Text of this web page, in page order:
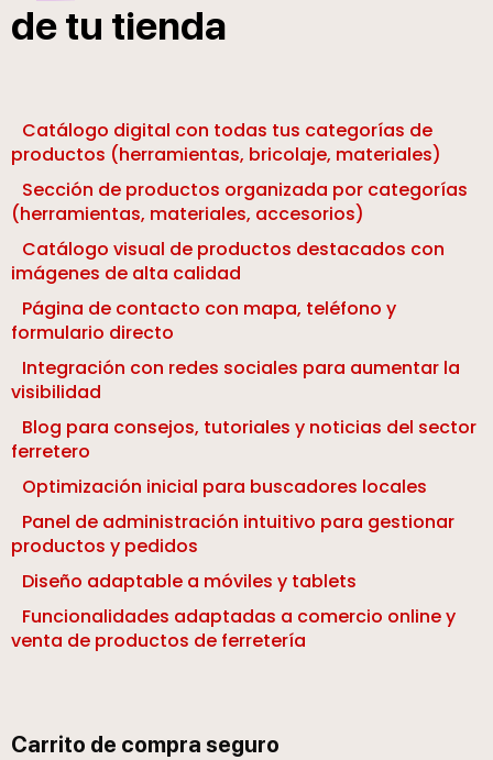
detu tienda
Catálogo digital con todas tus categorías de
productos (herramientas, bricolaje, materiales)
Sección de productos organizada por categorías
(herramientas, materiales, accesorios)
Catálogo visual de productos destacados con
imágenes de alta calidad
Página de contacto con mapa, teléfono y
formulario directo
Integración con redes sociales para aumentar la
visibilidad
Blog para consejos, tutoriales y noticias del sector
ferretero
Optimización inicial para buscadores locales
Panel de administración intuitivo para gestionar
productos y pedidos
Diseño adaptable a móviles y tablets
Funcionalidades adaptadas a comercio online y
venta de productos de ferretería
Carrito de compra seguro